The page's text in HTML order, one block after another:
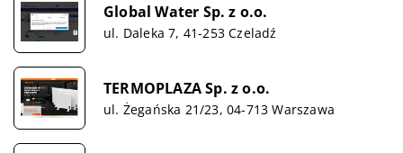
Global Water Sp. z o.o.
ul. Daleka 7, 41-253 Czeladź
TERMOPLAZA Sp. z o.o.
ul. Żegańska 21/23, 04-713 Warszawa